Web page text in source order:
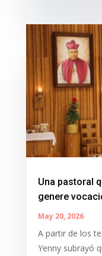
Una pastoral
genere
May 20, 2026
A partir de los
Yenny subrayó